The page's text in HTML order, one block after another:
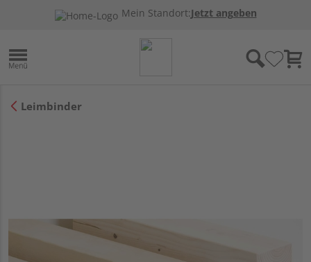
Mein Standort:Jetzt angeben
Leimbinder